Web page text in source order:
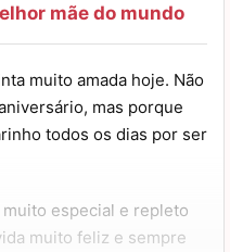
mãe! Um grande
mãe do mundo
muito amada hoje. Não
mas porque
todos os dias por ser
especial e repleto
muito feliz e sempre